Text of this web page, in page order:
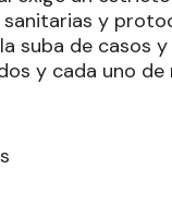
sanitarias y
suba de casos
y cada uno